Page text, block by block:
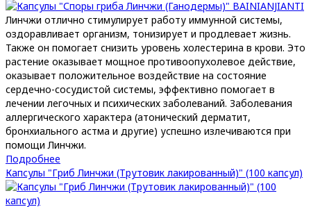
Линчжи отлично стимулирует работу иммунной системы,
оздоравливает организм, тонизирует и продлевает жизнь.
Также он помогает снизить уровень холестерина в крови. Это
растение оказывает мощное противоопухолевое действие,
оказывает положительное воздействие на состояние
сердечно-сосудистой системы, эффективно помогает в
лечении легочных и психических заболеваний. Заболевания
аллергического характера (атонический дерматит,
бронхиального астма и другие) успешно излечиваются при
помощи Линчжи.
Подробнее
Капсулы "Гриб Линчжи (Трутовик лакированный)" (100 капсул)